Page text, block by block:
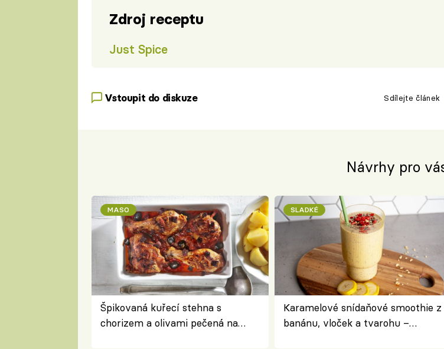
Zdroj receptu
Just Spice
Vstoupit do diskuze Sdílejte článek
Návrhy pro
MASO
Špikovaná kuřecí stehna s
chorizem a olivami pečená na
SLADKÉ
Karamelové snídaňové smoothie z
banánu, vloček a tvarohu –